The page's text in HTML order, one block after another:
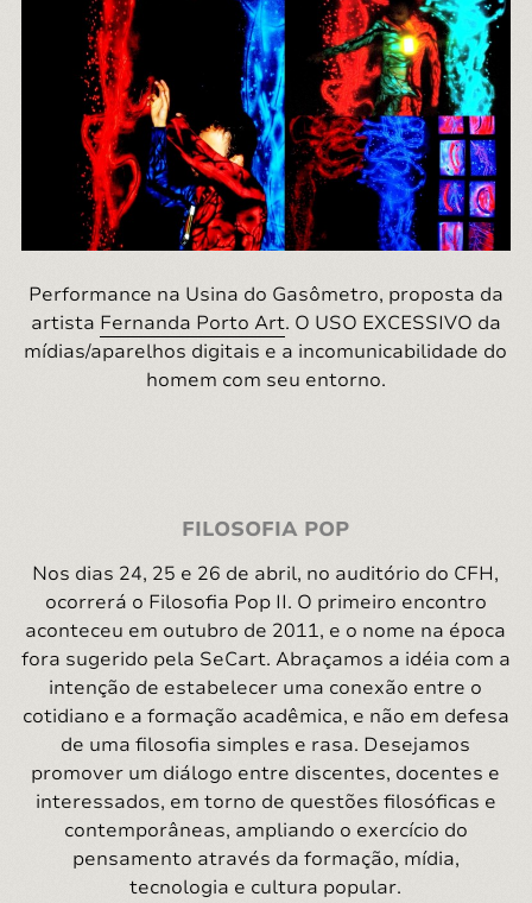
Performance na Usina do Gasômetro, proposta da
artista Fernanda Porto Art. O USO EXCESSIVO da
mídias/aparelhos digitais e a incomunicabilidade do
homem com seu entorno.
FILOSOFIA POP
Nos dias 24, 25 e 26 de abril, no auditório do CFH,
ocorrerá o Filosofia Pop II. O primeiro encontro
aconteceu em outubro de 2011, e o nome na época
fora sugerido pela SeCart. Abraçamos a idéia com a
intenção de estabelecer uma conexão entre o
cotidiano e a formação acadêmica, e não em defesa
de uma filosofia simples e rasa. Desejamos
promover um diálogo entre discentes, docentes e
interessados, em torno de questões filosóficas e
contemporâneas, ampliando o exercício do
pensamento através da formação, mídia,
tecnologia e cultura popular.